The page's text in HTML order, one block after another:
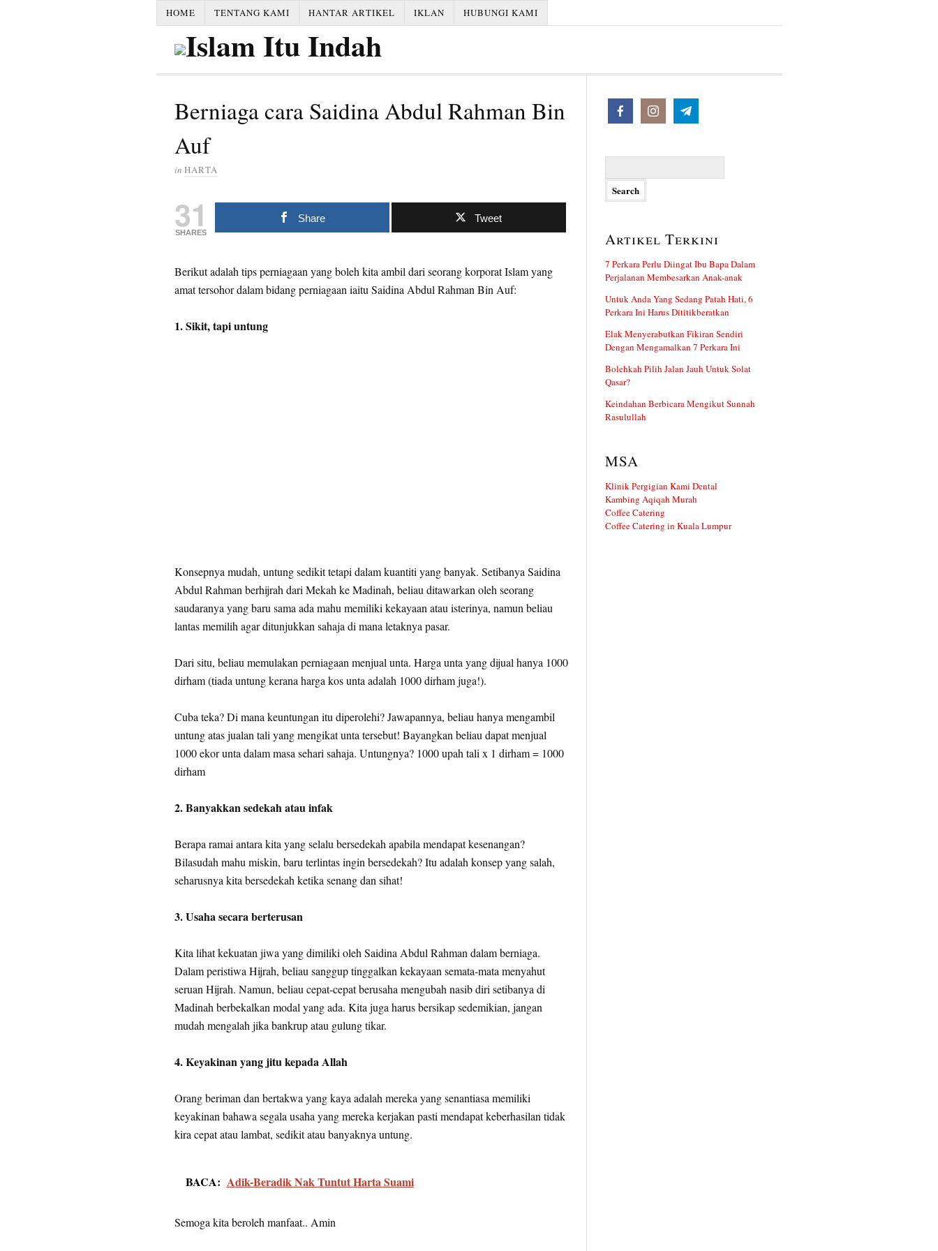
HOME TENTANG KAMI HANTAR ARTIKEL IKLAN HUBUNGI KAMI
Berniaga cara Saidina Abdul Rahman Bin
Auf
in HARTA
31
SHARES
Share Tweet
Berikut adalah tips perniagaan yang boleh kita ambil dari seorang korporat Islam yang
amat tersohor dalam bidang perniagaan iaitu Saidina Abdul Rahman Bin Auf:
1. Sikit, tapi untung
Konsepnya mudah, untung sedikit tetapi dalam kuantiti yang banyak. Setibanya Saidina
Abdul Rahman berhijrah dari Mekah ke Madinah, beliau ditawarkan oleh seorang
saudaranya yang baru sama ada mahu memiliki kekayaan atau isterinya, namun beliau
lantas memilih agar ditunjukkan sahaja di mana letaknya pasar.
Dari situ, beliau memulakan perniagaan menjual unta. Harga unta yang dijual hanya 1000
dirham (tiada untung kerana harga kos unta adalah 1000 dirham juga!).
Cuba teka? Di mana keuntungan itu diperolehi? Jawapannya, beliau hanya mengambil
untung atas jualan tali yang mengikat unta tersebut! Bayangkan beliau dapat menjual
1000 ekor unta dalam masa sehari sahaja. Untungnya? 1000 upah tali x 1 dirham = 1000
dirham
2. Banyakkan sedekah atau infak
Berapa ramai antara kita yang selalu bersedekah apabila mendapat kesenangan?
Bilasudah mahu miskin, baru terlintas ingin bersedekah? Itu adalah konsep yang salah,
seharusnya kita bersedekah ketika senang dan sihat!
3. Usaha secara berterusan
Kita lihat kekuatan jiwa yang dimiliki oleh Saidina Abdul Rahman dalam berniaga.
Dalam peristiwa Hijrah, beliau sanggup tinggalkan kekayaan semata-mata menyahut
seruan Hijrah. Namun, beliau cepat-cepat berusaha mengubah nasib diri setibanya di
Madinah berbekalkan modal yang ada. Kita juga harus bersikap sedemikian, jangan
mudah mengalah jika bankrup atau gulung tikar.
4. Keyakinan yang jitu kepada Allah
Orang beriman dan bertakwa yang kaya adalah mereka yang senantiasa memiliki
keyakinan bahawa segala usaha yang mereka kerjakan pasti mendapat keberhasilan tidak
kira cepat atau lambat, sedikit atau banyaknya untung.
BACA: Adik-Beradik Nak Tuntut Harta Suami
Semoga kita beroleh manfaat.. Amin
Artikel Terkini
7 Perkara Perlu Diingat Ibu Bapa Dalam
Perjalanan Membesarkan Anak-anak
Untuk Anda Yang Sedang Patah Hati, 6
Perkara Ini Harus Dititikberatkan
Elak Menyerabutkan Fikiran Sendiri
Dengan Mengamalkan 7 Perkara Ini
Bolehkah Pilih Jalan Jauh Untuk Solat
Qasar?
Keindahan Berbicara Mengikut Sunnah
Rasulullah
MSA
Klinik Pergigian Kami Dental
Kambing Aqiqah Murah
Coffee Catering
Coffee Catering in Kuala Lumpur